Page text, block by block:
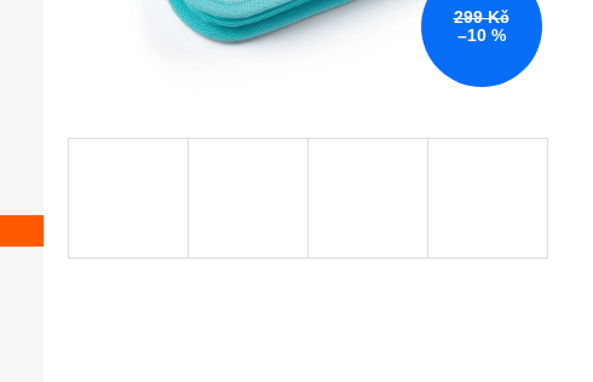
299 Kč
–10 %